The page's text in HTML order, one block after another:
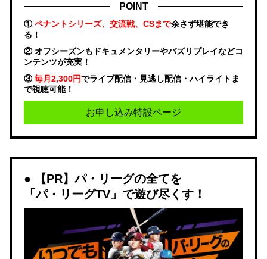
POINT
①ペナントシリーズ、交流戦、CSまで余さず堪能でき
る！
② オフシーズンもドキュメンタリーやバズリプレイなどコ
ンテンツが充実！
③毎月2,300円でライブ配信・見逃し配信・ハイライトま
で視聴可能！
お申し込み特設ページ
【PR】パ・リーグの全てを
「パ・リーグTV」で遊び尽くす！